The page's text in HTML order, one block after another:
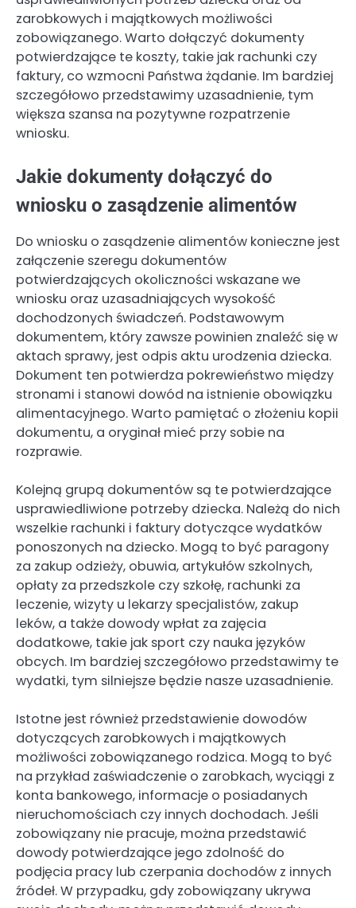
zarobkowych i majątkowych możliwości
zobowiązanego. Warto dołączyć dokumenty
potwierdzające te koszty, takie jak rachunki czy
faktury, co wzmocni Państwa żądanie. Im bardziej
szczegółowo przedstawimy uzasadnienie, tym
większa szansa na pozytywne rozpatrzenie
wniosku.
Jakie dokumenty dołączyć do
wniosku o zasądzenie alimentów
Do wniosku o zasądzenie alimentów konieczne jest
załączenie szeregu dokumentów
potwierdzających okoliczności wskazane we
wniosku oraz uzasadniających wysokość
dochodzonych świadczeń. Podstawowym
dokumentem, który zawsze powinien znaleźć się w
aktach sprawy, jest odpis aktu urodzenia dziecka.
Dokument ten potwierdza pokrewieństwo między
stronami i stanowi dowód na istnienie obowiązku
alimentacyjnego. Warto pamiętać o złożeniu kopii
dokumentu, a oryginał mieć przy sobie na
rozprawie.
Kolejną grupą dokumentów są te potwierdzające
usprawiedliwione potrzeby dziecka. Należą do nich
wszelkie rachunki i faktury dotyczące wydatków
ponoszonych na dziecko. Mogą to być paragony
za zakup odzieży, obuwia, artykułów szkolnych,
opłaty za przedszkole czy szkołę, rachunki za
leczenie, wizyty u lekarzy specjalistów, zakup
leków, a także dowody wpłat za zajęcia
dodatkowe, takie jak sport czy nauka języków
obcych. Im bardziej szczegółowo przedstawimy te
wydatki, tym silniejsze będzie nasze uzasadnienie.
Istotne jest również przedstawienie dowodów
dotyczących zarobkowych i majątkowych
możliwości zobowiązanego rodzica. Mogą to być
na przykład zaświadczenie o zarobkach, wyciągi z
konta bankowego, informacje o posiadanych
nieruchomościach czy innych dochodach. Jeśli
zobowiązany nie pracuje, można przedstawić
dowody potwierdzające jego zdolność do
podjęcia pracy lub czerpania dochodów z innych
źródeł. W przypadku, gdy zobowiązany ukrywa